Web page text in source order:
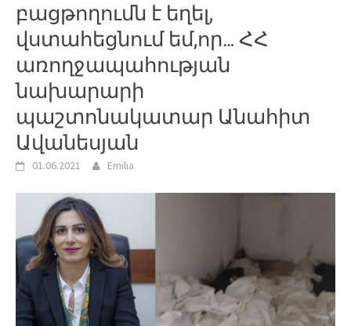
բացթողումն է եղել,
վստահեցնում եմ,որ… ՀՀ
առողջապահության
նախարարի
պաշտոնակատար Անահիտ
Ավանեսյան
01.06.2021 Emilia